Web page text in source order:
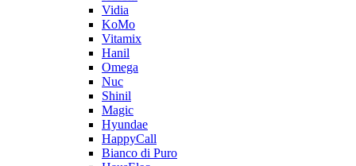
Vidia
KoMo
Vitamix
Hanil
Omega
Nuc
Shinil
Magic
Hyundae
HappyCall
Bianco di Puro